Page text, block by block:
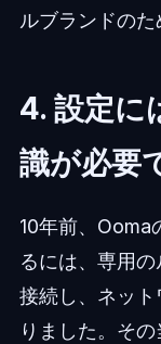
ルブランドのた
4. 設定に
識が必要
10年前、Ooma
るには、専用
接続し、ネッ
りました。そ